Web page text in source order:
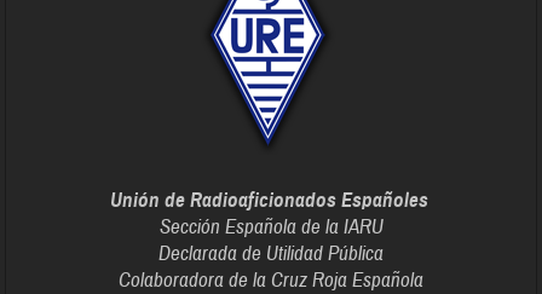
Unión de Radioaficionados Españoles
Sección Española de la IARU
Declarada de Utilidad Pública
Colaboradora de la Cruz Roja Española